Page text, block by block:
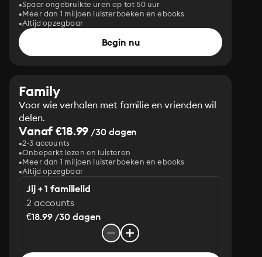
Spaar ongebruikte uren op tot 50 uur
Meer dan 1 miljoen luisterboeken en ebooks
Altijd opzegbaar
Begin nu
Family
Voor wie verhalen met familie en vrienden wil
delen.
Vanaf €18.99 /30 dagen
2-3 accounts
Onbeperkt lezen en luisteren
Meer dan 1 miljoen luisterboeken en ebooks
Altijd opzegbaar
Jij + 1 familielid
2 accounts
€18.99 /30 dagen